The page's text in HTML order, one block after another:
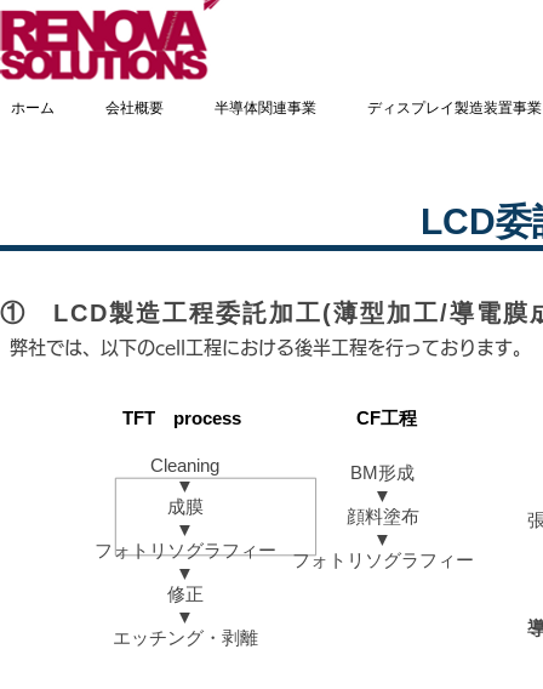
ホーム 会社概要 半導体関連事業 ディスプレイ製造装置事業
LCD委
① LCD製造工程委託加工(薄型加工/導電膜
​弊社では、以下のcell工程における後半工程を行っております。
​TFT process CF工程
Cleaning
▼
成膜
▼
フォトリソグラフィー
▼
修正
▼
​エッチング・剥離
BM形成
▼
顔料塗布
▼
​フォトリソグラフィー